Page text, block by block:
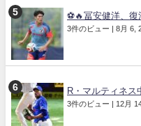
⚽🔥冨安健洋、復
3件のビュー | 8月 6,
R・マルティネス
3件のビュー | 12月